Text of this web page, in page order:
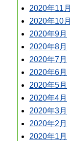
2020年11月
2020年10月
2020年9月
2020年8月
2020年7月
2020年6月
2020年5月
2020年4月
2020年3月
2020年2月
2020年1月